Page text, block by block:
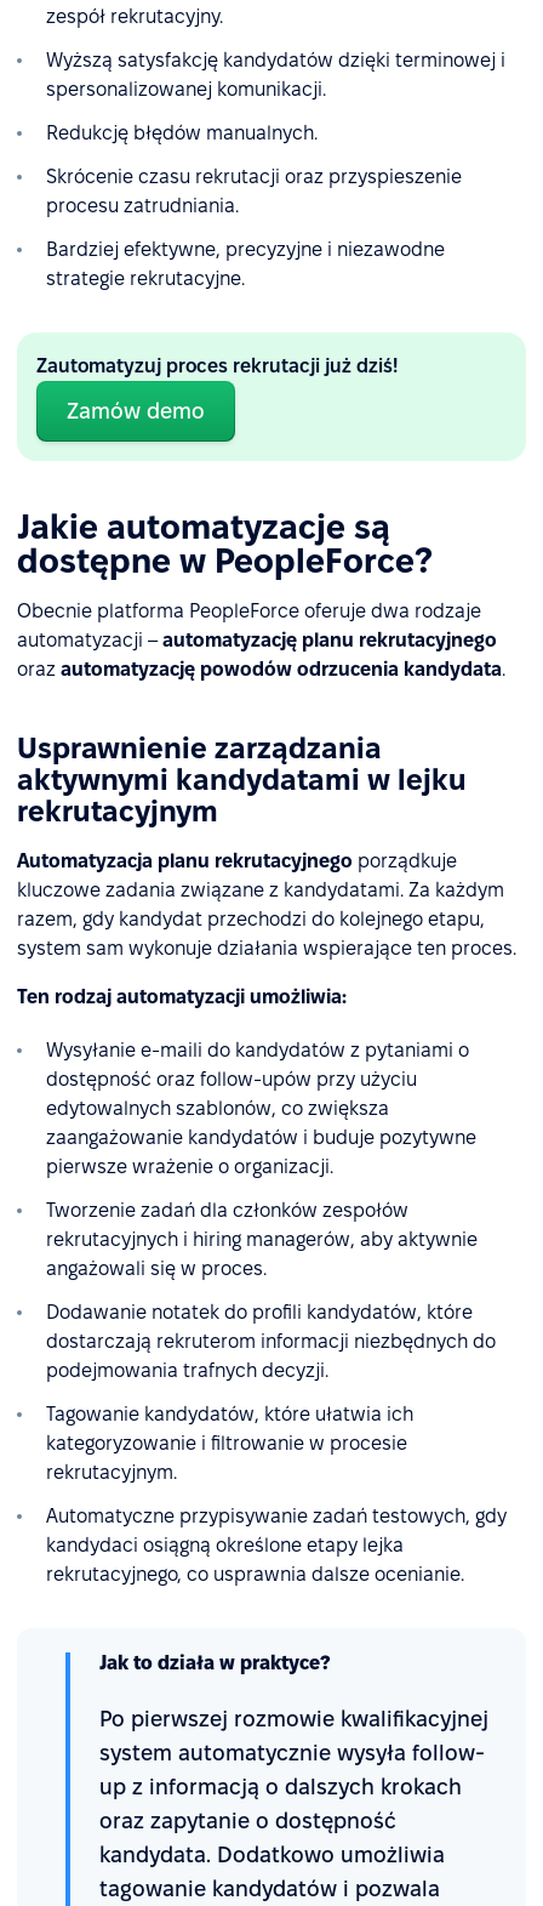
zespół rekrutacyjny.
Wyższą satysfakcję kandydatów dzięki terminowej i
spersonalizowanej komunikacji.
Redukcję błędów manualnych.
Skrócenie czasu rekrutacji oraz przyspieszenie
procesu zatrudniania.
Bardziej efektywne, precyzyjne i niezawodne
strategie rekrutacyjne.
Zautomatyzuj proces rekrutacji już dziś!
Zamów demo
Jakie automatyzacje są
dostępne w PeopleForce?
Obecnie platforma PeopleForce oferuje dwa rodzaje
automatyzacji –automatyzację planu rekrutacyjnego
oraz automatyzację powodów odrzucenia kandydata.
Usprawnienie zarządzania
aktywnymi kandydatami w lejku
rekrutacyjnym
Automatyzacja planu rekrutacyjnego porządkuje
kluczowe zadania związane z kandydatami. Za każdym
razem, gdy kandydat przechodzi do kolejnego etapu,
system sam wykonuje działania wspierające ten proces.
Ten rodzaj automatyzacji umożliwia:
Wysyłanie e-maili do kandydatów z pytaniami o
dostępność oraz follow-upów przy użyciu
edytowalnych szablonów, co zwiększa
zaangażowanie kandydatów i buduje pozytywne
pierwsze wrażenie o organizacji.
Tworzenie zadań dla członków zespołów
rekrutacyjnych i hiring managerów, aby aktywnie
angażowali się w proces.
Dodawanie notatek do profili kandydatów, które
dostarczają rekruterom informacji niezbędnych do
podejmowania trafnych decyzji.
Tagowanie kandydatów, które ułatwia ich
kategoryzowanie i filtrowanie w procesie
rekrutacyjnym.
Automatyczne przypisywanie zadań testowych, gdy
kandydaci osiągną określone etapy lejka
rekrutacyjnego, co usprawnia dalsze ocenianie.
Jak to działa w praktyce?
Po pierwszej rozmowie kwalifikacyjnej
system automatycznie wysyła follow-
up z informacją o dalszych krokach
oraz zapytanie o dostępność
kandydata. Dodatkowo umożliwia
tagowanie kandydatów i pozwala